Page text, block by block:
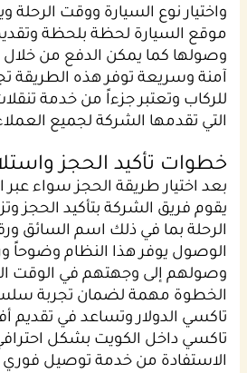
واختيار نوع السيارة ووقت الرحلة
موقع السيارة لحظة بلحظة
وصولها كما يمكن الدفع من خلال
آمنة وسريعة توفر هذه الطريقة
للركاب وتعتبر جزءاً من خدمة
التي تقدمها الشركة لجميع
خطوات تأكيد الحجز
بعد اختيار طريقة الحجز سواء عبر
يقوم فريق الشركة بتأكيد الحجز
الرحلة بما في ذلك اسم السائق
الوصول يوفر هذا النظام وضوحاً
وصولهم إلى وجهتهم في الوقت
الخطوة مهمة لضمان تجربة
تاكسي الدولار وتساعد في
تاكسي داخل الكويت بشكل
الاستفادة من خدمة توصيل فوري